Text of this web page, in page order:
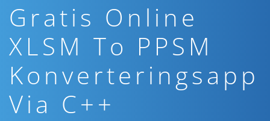
Gratis Online
XLSM To PPSM
Konverteringsapp
Via C++